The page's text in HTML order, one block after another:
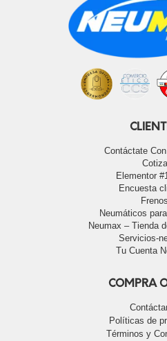
Contáctate
Cotiza
Elementor
Encuesta
Frenos
Neumáticos
Neumax – Tienda
Servicios-
Tu Cuenta
COMPRA
Políticas de
Términos y